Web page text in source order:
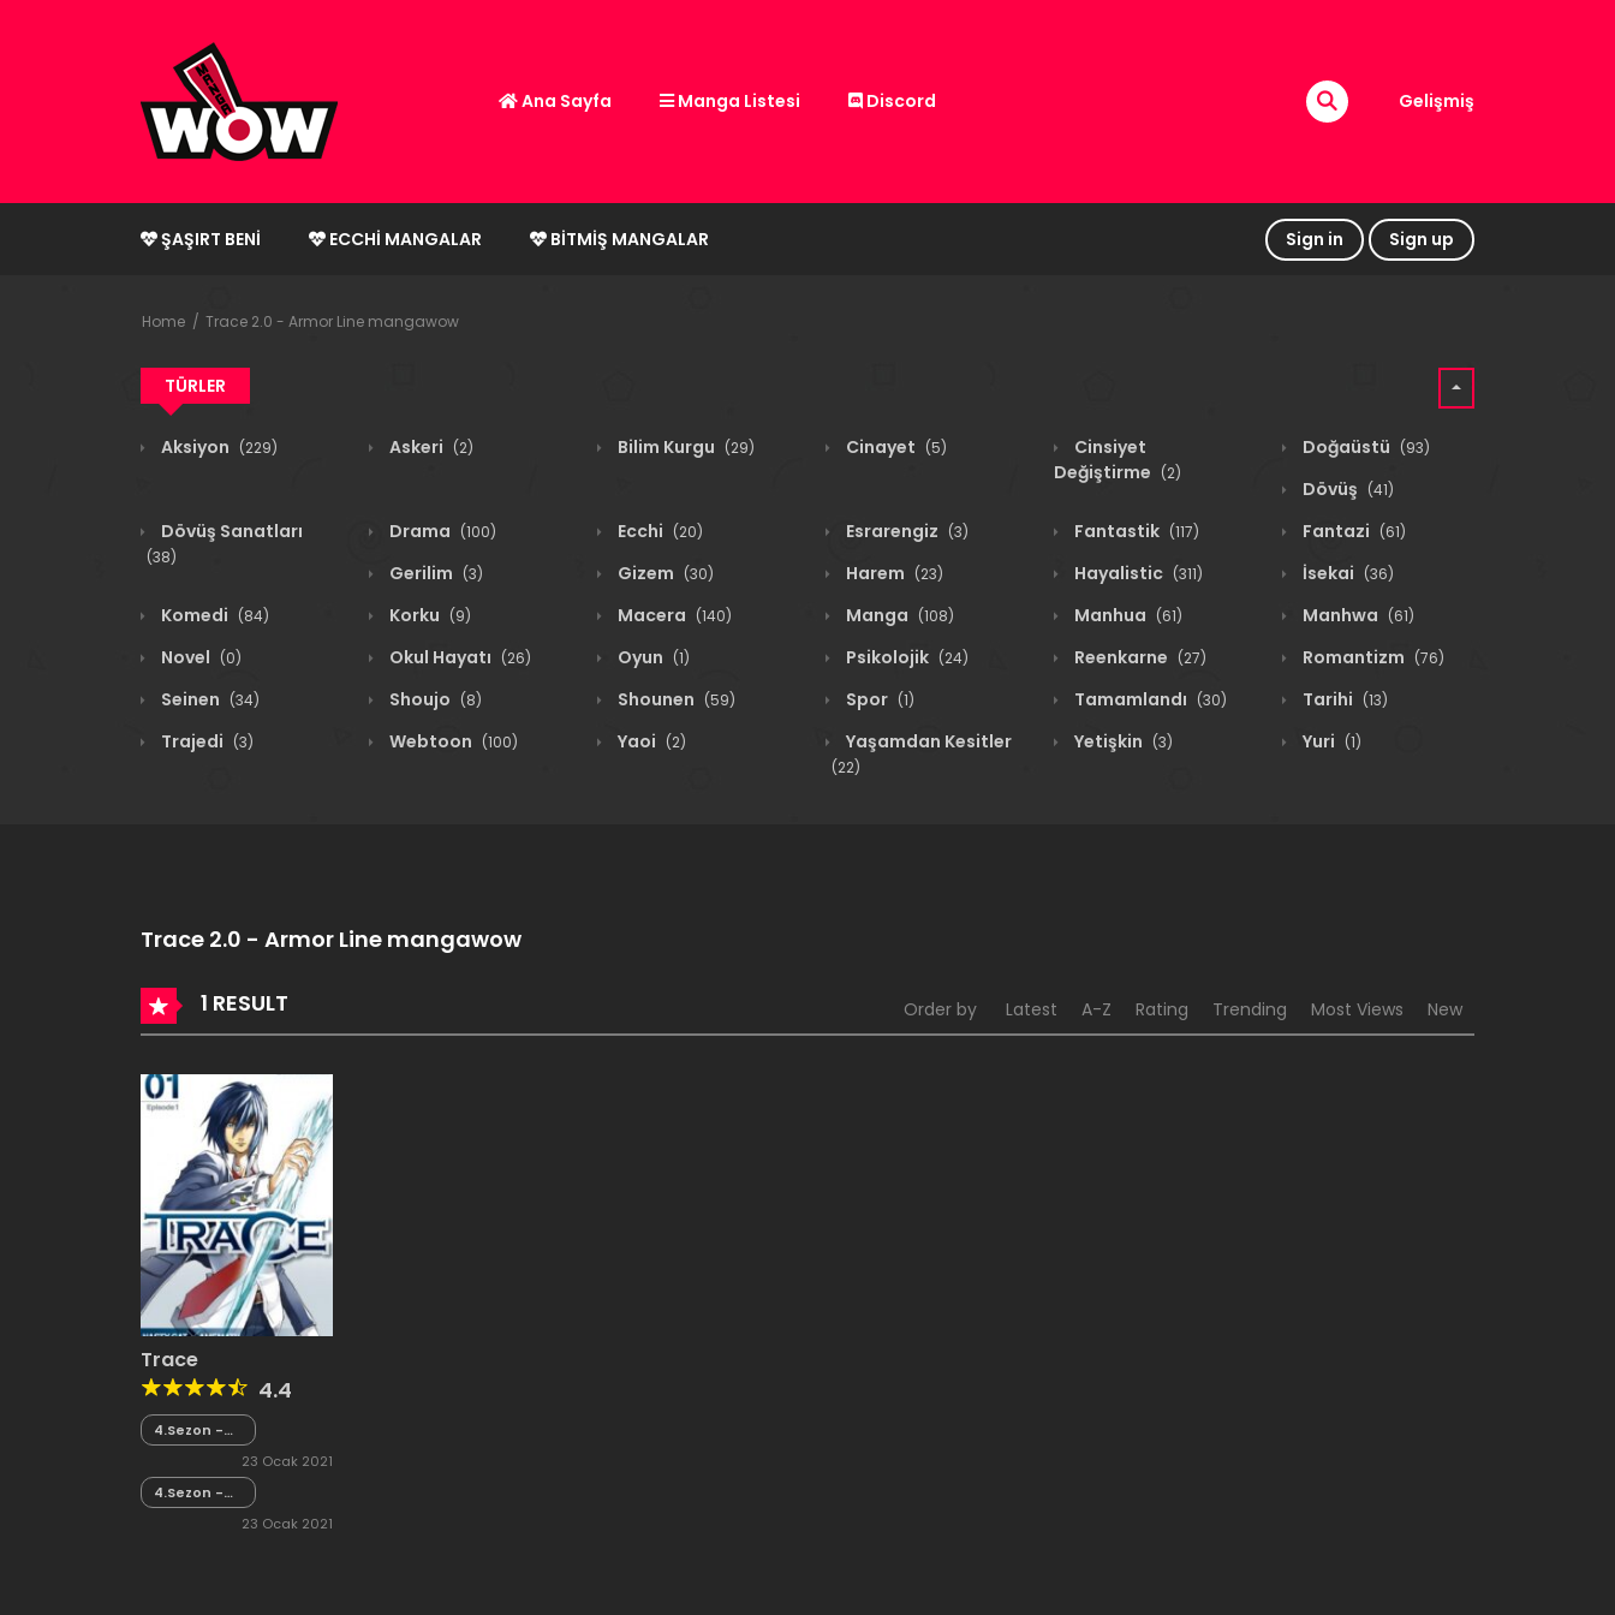
Ana Sayfa Manga Listesi Discord Gelişmiş
ŞAŞIRT BENI ECCHI MANGALAR BITMIŞ MANGALAR Sign in Sign up
Home Trace 2.0 - Armor Line mangawow
TÜRLER
Aksiyon (229) Askeri (2) Bilim Kurgu (29) Cinayet (5)
Cinsiyet
Değiştirme (2)
Doğaüstü (93)
Dövüş (41)
Dövüş Sanatları
(38)
Drama (100) Ecchi (20) Esrarengiz (3) Fantastik (117) Fantazi (61)
Gerilim (3) Gizem (30) Harem (23) Hayalistic (311) İsekai (36)
Komedi (84) Korku (9) Macera (140) Manga (108) Manhua (61) Manhwa (61)
Novel (0) Okul Hayatı (26) Oyun (1) Psikolojik (24) Reenkarne (27) Romantizm (76)
Seinen (34) Shoujo (8) Shounen (59) Spor (1) Tamamlandı (30) Tarihi (13)
Trajedi (3) Webtoon (100) Yaoi (2) Yaşamdan Kesitler
(22)
Yetişkin (3) Yuri (1)
Trace 2.0 - Armor Line mangawow
1 RESULT Order by Latest A-Z Rating Trending Most Views New
Trace
4.4
4.Sezon -
Bölüm 21
23 Ocak 2021
4.Sezon -
Bölüm 20
23 Ocak 2021